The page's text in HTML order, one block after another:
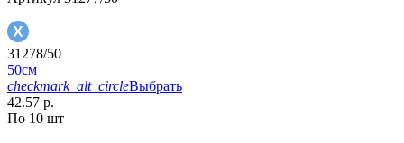
31278/50
50см
checkmark_alt_circleВыбрать
42.57 р.
По 10 шт